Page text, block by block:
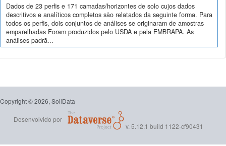
Dados de 23 perfis e 171 camadas/horizontes de solo cujos dados
descritivos e analíticos completos são relatados da seguinte forma. Para
todos os perfis, dois conjuntos de análises se originaram de amostras
emparelhadas Foram produzidos pelo USDA e pela EMBRAPA. As
análises padrã...
Copyright © 2026, SoilData
Desenvolvido por
v. 5.12.1 build 1122-cf90431